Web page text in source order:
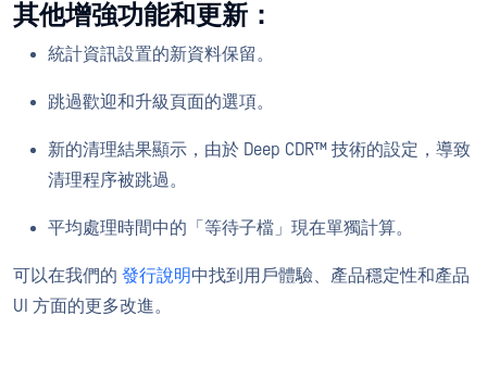
其他增強功能和更新：
統計資訊設置的新資料保留。
跳過歡迎和升級頁面的選項。
新的清理結果顯示，由於 Deep CDR™ 技術的設定，導致
清理程序被跳過。
平均處理時間中的「等待子檔」現在單獨計算。
可以在我們的 發行說明中找到用戶體驗、產品穩定性和產品
UI 方面的更多改進。